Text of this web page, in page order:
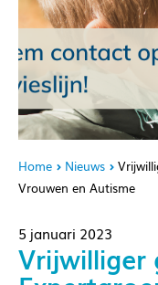
Home Nieuws
Vrouwen en Autisme
5 januari 2023
Vrijwilliger